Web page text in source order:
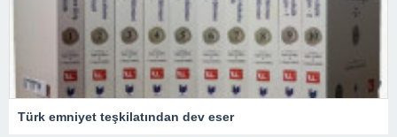
Türk emniyet teşkilatından dev eser